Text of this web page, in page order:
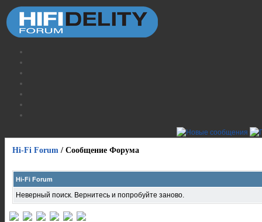
Hi-Fi Forum / Сообщение Форума
Hi-Fi Forum
Неверный поиск. Вернитесь и попробуйте заново.